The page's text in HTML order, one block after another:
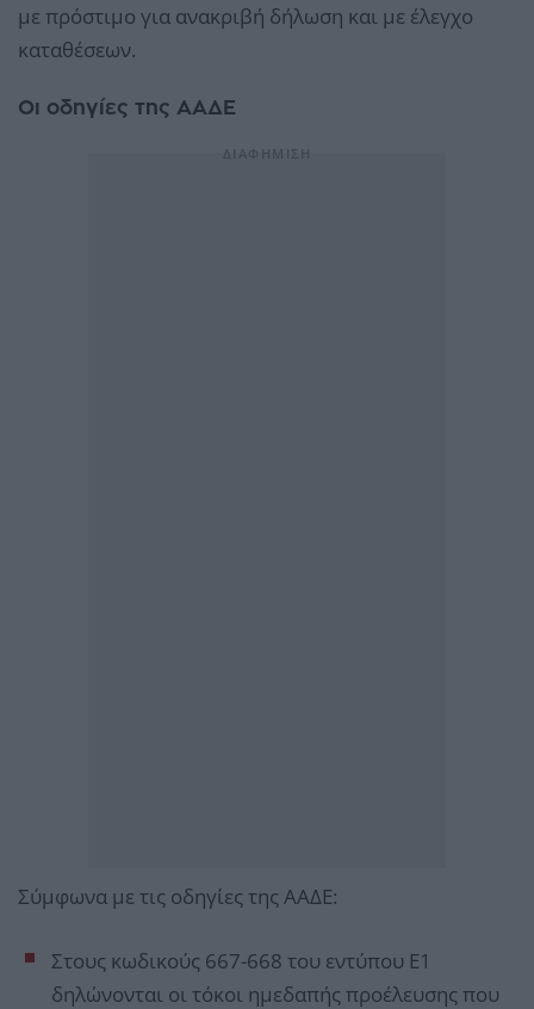
με πρόστιμο για ανακριβή δήλωση και με έλεγχο
καταθέσεων.
Οι οδηγίες της ΑΑΔΕ
Σύμφωνα με τις οδηγίες της ΑΑΔΕ:
Στους κωδικούς 667-668 του εντύπου Ε1
δηλώνονται οι τόκοι ημεδαπής προέλευσης που